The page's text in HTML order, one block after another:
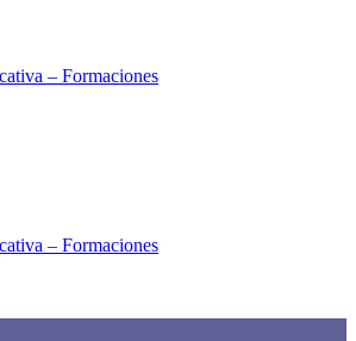
– Formaciones
– Formaciones